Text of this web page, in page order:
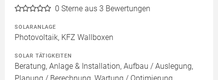
0 Sterne aus 3 Bewertungen
SOLARANLAGE
Photovoltaik, KFZ Wallboxen
SOLAR TÄTIGKEITEN
Beratung, Anlage & Installation, Aufbau / Auslegung,